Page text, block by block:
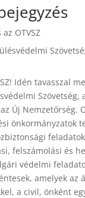
OTVSZ
Idén tavasszal
Szövetség,
Új Nemzetőrség.
önkormányzatok
felszámolási és
védelmi
amelyek az
a civil, önként